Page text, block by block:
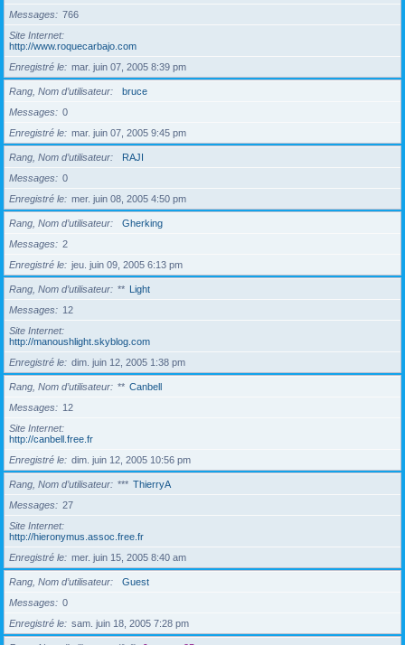
Messages
766
Site Internet
http://www.roquecarbajo.com
Enregistré le
mar. juin 07, 2005 8:39 pm
Rang, Nom d’utilisateur
bruce
Messages
0
Enregistré le
mar. juin 07, 2005 9:45 pm
Rang, Nom d’utilisateur
RAJI
Messages
0
Enregistré le
mer. juin 08, 2005 4:50 pm
Rang, Nom d’utilisateur
Gherking
Messages
2
Enregistré le
jeu. juin 09, 2005 6:13 pm
Rang, Nom d’utilisateur ** Light
Messages
12
Site Internet
http://manoushlight.skyblog.com
Enregistré le
dim. juin 12, 2005 1:38 pm
Rang, Nom d’utilisateur ** Canbell
Messages
12
Site Internet
http://canbell.free.fr
Enregistré le
dim. juin 12, 2005 10:56 pm
Rang, Nom d’utilisateur *** ThierryA
Messages
27
Site Internet
http://hieronymus.assoc.free.fr
Enregistré le
mer. juin 15, 2005 8:40 am
Rang, Nom d’utilisateur
Guest
Messages
0
Enregistré le
sam. juin 18, 2005 7:28 pm